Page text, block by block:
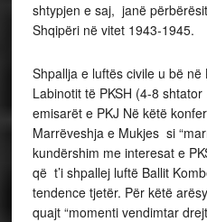
shtypjen e saj, janë
Shqipëri në vitet 1943-1945.
Shpallja e luftës civile u bë
Labinotit të PKSH (4-8
emisarët e PKJ Në këtë
Marrëveshja e Mukjes si
kundërshim me interesat e
që t’i shpallej luftë Ballit
tendence tjetër. Për këtë
quajt “momenti vendimtar